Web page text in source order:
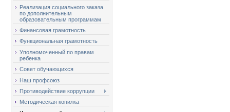
Реализация социального заказа
по дополнительным
образовательным программам
Финансовая грамотность
Функциональная грамотность
Уполномоченный по правам
ребенка
Совет обучающихся
Наш профсоюз
Противодействие коррупции
Методическая копилка